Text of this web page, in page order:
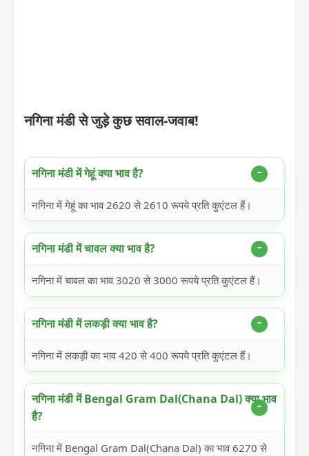
नगिना मंडी से जुड़े कुछ सवाल-जवाब!
नगिना मंडी में गेहूं क्या भाव है?
नगिना में गेहूं का भाव 2620 से 2610 रूपये प्रति कुएंटल हैं।
नगिना मंडी में चावल क्या भाव है?
नगिना में चावल का भाव 3020 से 3000 रूपये प्रति कुएंटल हैं।
नगिना मंडी में लकड़ी क्या भाव है?
नगिना में लकड़ी का भाव 420 से 400 रूपये प्रति कुएंटल हैं।
नगिना मंडी में Bengal Gram Dal(Chana Dal) क्या भाव
है?
नगिना में Bengal Gram Dal(Chana Dal) का भाव 6270 से